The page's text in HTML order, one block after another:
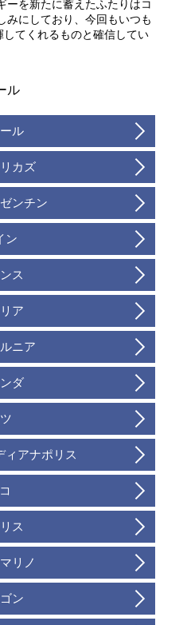
ーを新たに蓄えたふたりはコ
みにしており、今回もいつも
てくれるものと確信してい
ル
ル
カズ
ンチン
ン
ス
ア
ニア
ダ
アナポリス
ス
リノ
ン